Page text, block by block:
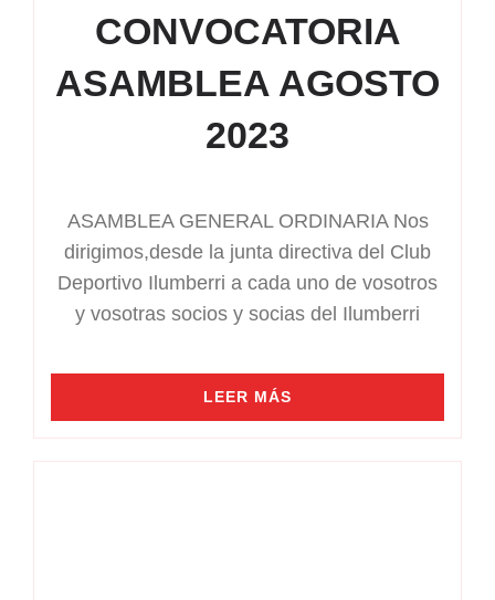
CONVOCATORIA
ASAMBLEA AGOSTO
2023
ASAMBLEA GENERAL ORDINARIA Nos
dirigimos,desde la junta directiva del Club
Deportivo Ilumberri a cada uno de vosotros
y vosotras socios y socias del Ilumberri
LEER MÁS